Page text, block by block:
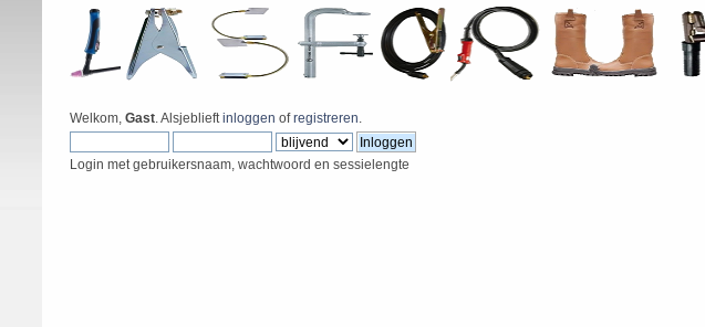
Welkom, Gast. Alsjeblieftinloggen ofregistreren.
Login met gebruikersnaam, wachtwoord en sessielengte